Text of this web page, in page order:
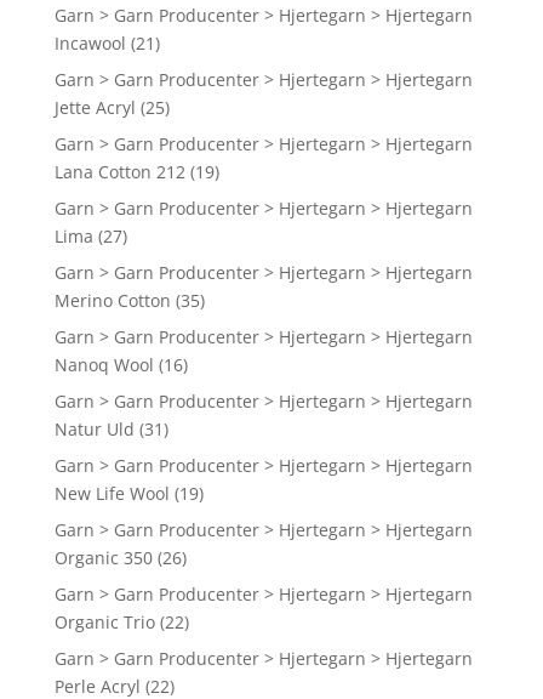
Garn > Garn Producenter > Hjertegarn > Hjertegarn
Incawool (21)
Garn > Garn Producenter > Hjertegarn > Hjertegarn
Jette Acryl (25)
Garn > Garn Producenter > Hjertegarn > Hjertegarn
Lana Cotton 212 (19)
Garn > Garn Producenter > Hjertegarn > Hjertegarn
Lima (27)
Garn > Garn Producenter > Hjertegarn > Hjertegarn
Merino Cotton (35)
Garn > Garn Producenter > Hjertegarn > Hjertegarn
Nanoq Wool (16)
Garn > Garn Producenter > Hjertegarn > Hjertegarn
Natur Uld (31)
Garn > Garn Producenter > Hjertegarn > Hjertegarn
New Life Wool (19)
Garn > Garn Producenter > Hjertegarn > Hjertegarn
Organic 350 (26)
Garn > Garn Producenter > Hjertegarn > Hjertegarn
Organic Trio (22)
Garn > Garn Producenter > Hjertegarn > Hjertegarn
Perle Acryl (22)